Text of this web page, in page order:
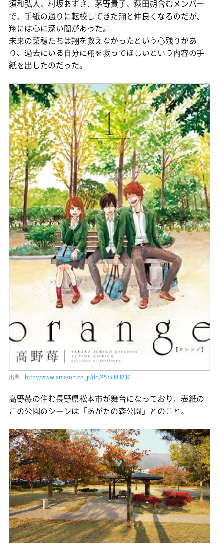
須和弘人、村坂あずさ、茅野貴子、萩田朔含むメンバー
で、手紙の通りに転校してきた翔と仲良くなるのだが、
翔には心に深い闇があった。
未来の菜穂たちは翔を救えなかったという心残りがあ
り、過去にいる自分に翔を救ってほしいという内容の手
紙を出したのだった。
出典： http://www.amazon.co.jp/dp/4575843237
高野苺の住む長野県松本市が舞台になっており、表紙の
この公園のシーンは「あがたの森公園」とのこと。